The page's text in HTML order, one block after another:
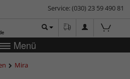
Service: (030) 23 59 490 81
Menü
Mira